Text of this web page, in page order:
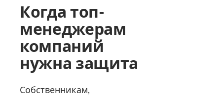
Когда топ-
менеджерам
компаний
нужна защита
Собственникам,